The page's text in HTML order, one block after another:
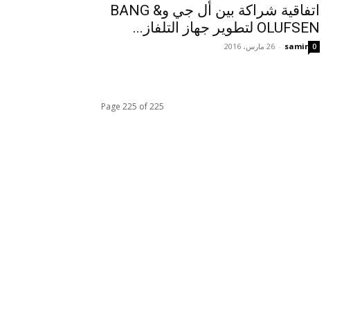
اتفاقية شراكة بين أل جي وBANG &
OLUFSEN لتطوير جهاز التلفاز...
samir
- 26 مارس، 2016 0
Page 225 of 225